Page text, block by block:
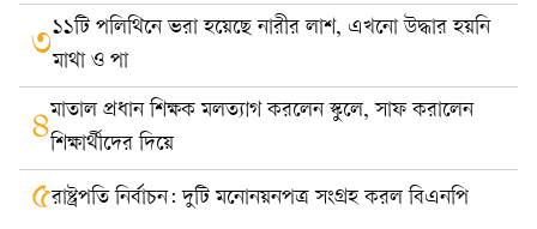
৩১১টি পলিথিনে ভরা হয়েছে নারীর লাশ, এখনো উদ্ধার হয়নি
মাথা ও পা
৪মাতাল প্রধান শিক্ষক মলত্যাগ করলেন স্কুলে, সাফ করালেন
শিক্ষার্থীদের দিয়ে
৫রাষ্ট্রপতি নির্বাচন: দুটি মনোনয়নপত্র সংগ্রহ করল বিএনপি